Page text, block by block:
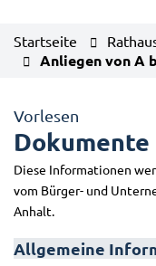
Startseite
Anliegen von A
Vorlesen
Diese Informationen
vom Bürger- und
Anhalt.
Allgemeine